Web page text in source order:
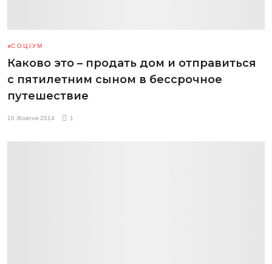
СОЦІУМ
Каково это – продать дом и отправиться
с пятилетним сыном в бессрочное
путешествие
16 Жовтня 2014 1